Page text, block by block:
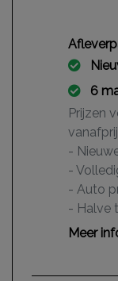
6
Prijzen
-
-
- Auto
- Halve
- 6
-
Meer